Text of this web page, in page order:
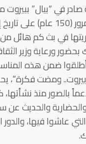
صادر في “بيال”
الجاري بمناسبة مرور (150
في بث كم هائل من
ورعاية وزير
ضمن هذه
ومضت فكرة”،
بالصور منذ نشأتها،
والحديث عن
عاشوا فيها،